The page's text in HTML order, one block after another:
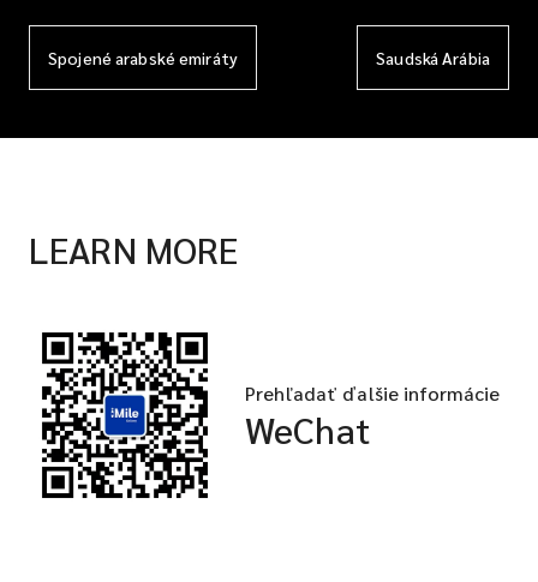
Spojené arabské emiráty Saudská Arábia
LEARN MORE
Prehľadať ďalšie informácie
WeChat